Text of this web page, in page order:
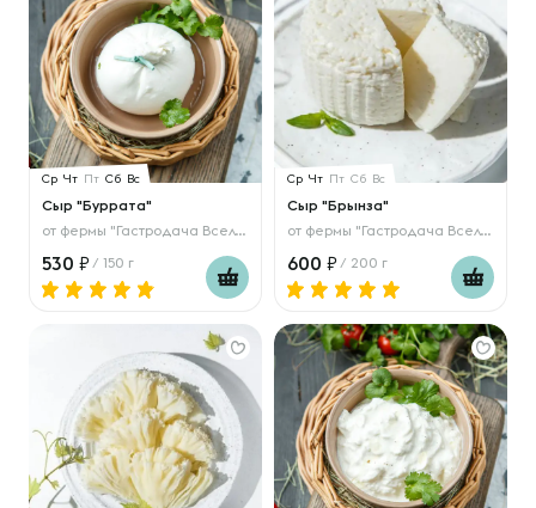
Ср Чт Пт Сб Вс
Сыр "Буррата"
от фермы "Гастродача Вселуг"
530 / 150 г
Ср Чт Пт Сб Вс
Сыр "Брынза"
от фермы "Гастродача Вселуг"
600 / 200 г